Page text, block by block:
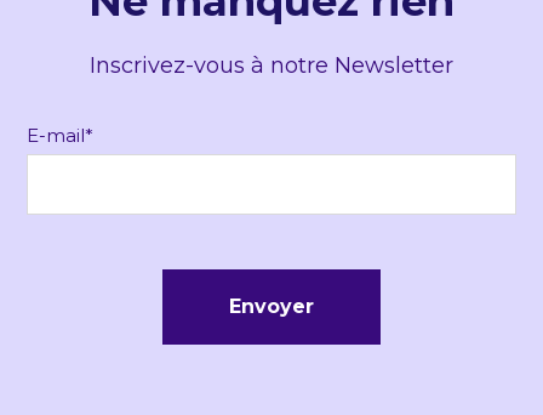
Inscrivez-vous à notre Newsletter
E-mail*